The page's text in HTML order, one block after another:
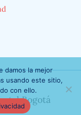
Bogotá
damos la mejor
usando este sitio,
con ello.